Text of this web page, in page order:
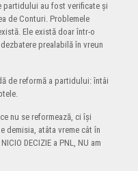
partidului au fost verificate și
de Conturi. Problemele
Ele există doar într-o
prealabilă în vreun
de reformă a partidului: întâi
nu se reformează, ci își
demisia, atâta vreme cât în
DECIZIE a PNL, NU am